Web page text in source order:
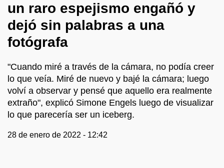
un raro espejismo engañó y
dejó sin palabras a una
fotógrafa
"Cuando miré a través de la cámara, no podía creer
lo que veía. Miré de nuevo y bajé la cámara; luego
volví a observar y pensé que aquello era realmente
extraño", explicó Simone Engels luego de visualizar
lo que parecería ser un iceberg.
28 de enero de 2022 - 12:42